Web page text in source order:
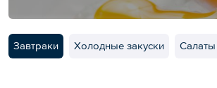
Завтраки Холодные закуски Салаты